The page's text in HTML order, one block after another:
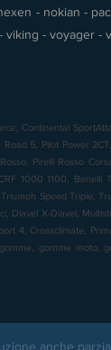
- nokian -
- voyager -
Continental
5, Pilot Power
Pirelli Rosso
1000 1100, Benelli
Speed Triple,
Diavel X-Diavel,
4, Crossclimate,
gomme moto,
anche